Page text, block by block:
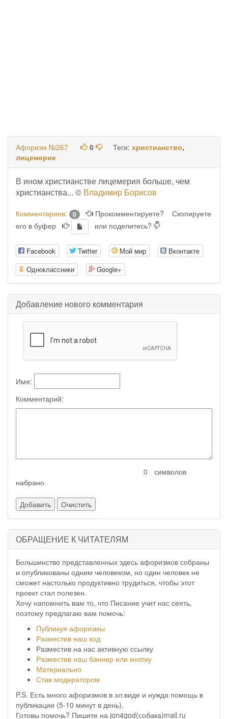
Афоризм №267 0 Теги: христианство,
лицемерие
В ином христианстве лицемерия больше, чем
христианства... © Владимир Борисов
Комментариев: 0 Прокомментируете?
Скопируете
его в буфер
или поделитесь?
Facebook Twitter Мой мир
Вконтакте
Одноклассники
Google+
Добавление нового комментария
Имя:
Комментарий:
символов
набрано
ОБРАЩЕНИЕ К ЧИТАТЕЛЯМ
Большинство представленных здесь афоризмов собраны
и опубликованы одним человеком, но один человек не
сможет настолько продуктивно трудиться, чтобы этот
проект стал полезен.
Хочу напомнить вам то, что Писание учит нас сеять,
поэтому предлагаю вам помочь:
Публикуя афоризмы
Разместив наш код
Разместив на нас активную ссылку
Разместив наш баннер или кнопку
Материально
Став модератором
P.S. Есть много афоризмов в эл.виде и нужда помощь в
публикации (5-10 минут в день).
Готовы помочь? Пишите на jon4god(собака)mail.ru